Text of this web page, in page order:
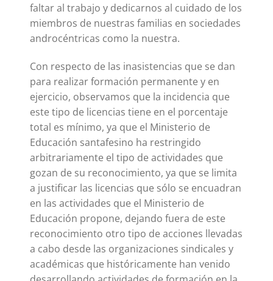
faltar al trabajo y dedicarnos al cuidado de los
miembros de nuestras familias en sociedades
androcéntricas como la nuestra.
Con respecto de las inasistencias que se dan
para realizar formación permanente y en
ejercicio, observamos que la incidencia que
este tipo de licencias tiene en el porcentaje
total es mínimo, ya que el Ministerio de
Educación santafesino ha restringido
arbitrariamente el tipo de actividades que
gozan de su reconocimiento, ya que se limita
a justificar las licencias que sólo se encuadran
en las actividades que el Ministerio de
Educación propone, dejando fuera de este
reconocimiento otro tipo de acciones llevadas
a cabo desde las organizaciones sindicales y
académicas que históricamente han venido